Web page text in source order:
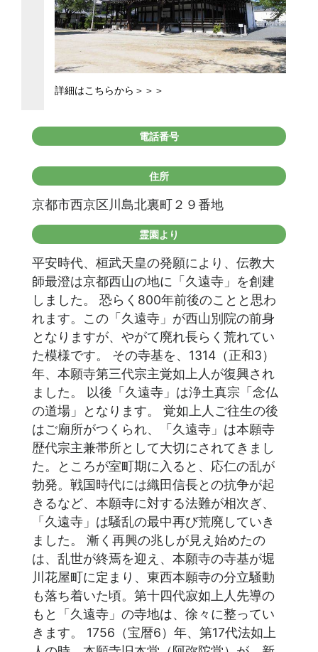
詳細はこちらから＞＞＞
電話番号
住所
京都市西京区川島北裏町２９番地
霊園より
平安時代、桓武天皇の発願により、伝教大
師最澄は京都西山の地に「久遠寺」を創建
しました。 恐らく800年前後のことと思わ
れます。この「久遠寺」が西山別院の前身
となりますが、やがて廃れ長らく荒れてい
た模様です。 その寺基を、1314（正和3）
年、本願寺第三代宗主覚如上人が復興され
ました。 以後「久遠寺」は浄土真宗「念仏
の道場」となります。 覚如上人ご往生の後
はご廟所がつくられ、「久遠寺」は本願寺
歴代宗主兼帯所として大切にされてきまし
た。ところが室町期に入ると、応仁の乱が
勃発。戦国時代には織田信長との抗争が起
きるなど、本願寺に対する法難が相次ぎ、
「久遠寺」は騒乱の最中再び荒廃していき
ました。 漸く再興の兆しが見え始めたの
は、乱世が終焉を迎え、本願寺の寺基が堀
川花屋町に定まり、東西本願寺の分立騒動
も落ち着いた頃。第十四代寂如上人先導の
もと「久遠寺」の寺地は、徐々に整ってい
きます。 1756（宝暦6）年、第17代法如上